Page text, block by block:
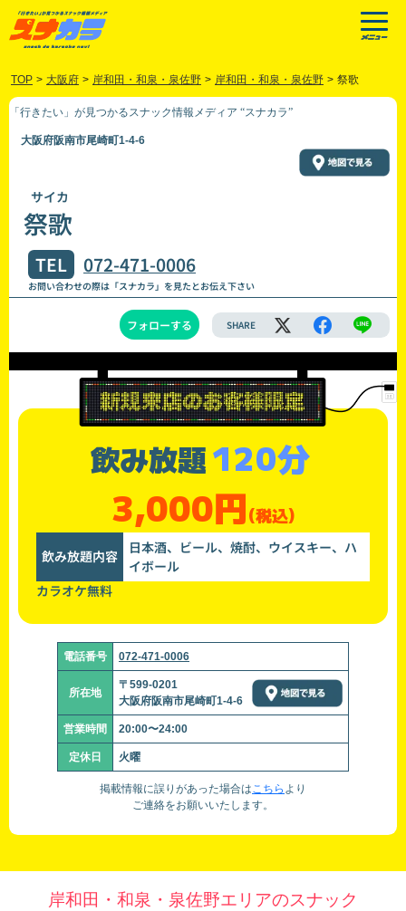
TOP > 大阪府 > 岸和田・和泉・泉佐野 > 岸和田・和泉・泉佐野 > 祭歌
「行きたい」が見つかるスナック情報メディア “スナカラ”
大阪府阪南市尾崎町1-4-6
サイカ
祭歌
TEL 072-471-0006
お問い合わせの際は「スナカラ」を見たとお伝え下さい
フォローする SHARE
飲み放題120分
3,000円(税込)
飲み放題内容
日本酒、ビール、焼酎、ウイスキー、ハ
イボール
カラオケ無料
電話番号 072-471-0006
所在地
〒599-0201
大阪府阪南市尾崎町1-4-6
営業時間 20:00〜24:00
定休日 火曜
掲載情報に誤りがあった場合はこちら より
ご連絡をお願いいたします。
岸和田・和泉・泉佐野エリアのスナック